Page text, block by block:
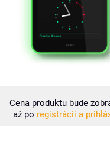
Cena produktu bude
až po registrácii a